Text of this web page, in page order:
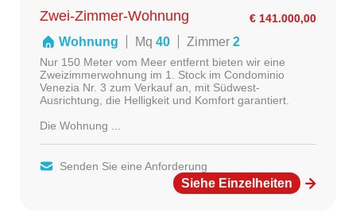
€ 141.000,00
Zwei-Zimmer-Wohnung
Wohnung Mq 40 Zimmer 2
Nur 150 Meter vom Meer entfernt bieten wir eine
Zweizimmerwohnung im 1. Stock im Condominio
Venezia Nr. 3 zum Verkauf an, mit Südwest-
Ausrichtung, die Helligkeit und Komfort garantiert.
Die Wohnung ...
Senden Sie eine Anforderung
Siehe Einzelheiten